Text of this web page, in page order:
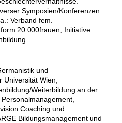
Symposien/Konferenzen
Verband fem.
20.000frauen, Initiative
und
Wien,
Weiterbildung an der
Coaching und
Bildungsmanagement und